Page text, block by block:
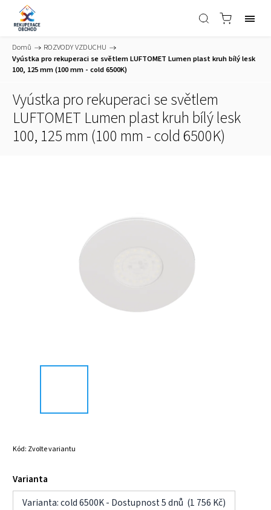
Domů / ROZVODY VZDUCHU /
Vyústka pro rekuperaci se světlem LUFTOMET Lumen plast kruh bílý lesk
100, 125 mm (100 mm - cold 6500K)
Vyústka pro rekuperaci se světlem
LUFTOMET Lumen plast kruh bílý lesk
100, 125 mm (100 mm - cold 6500K)
Kód: Zvolte variantu
Varianta
Varianta: cold 6500K - Dostupnost 5 dnů (1 756 Kč)